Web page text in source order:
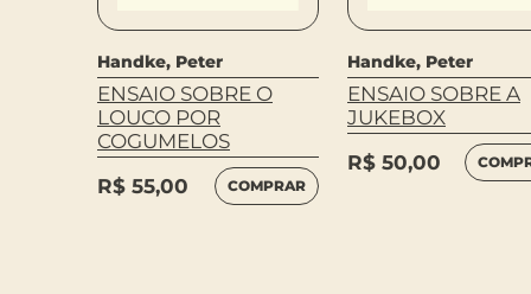
Handke, Peter
ENSAIO SOBRE O
LOUCO POR
COGUMELOS
R$ 55,00 COMPRAR
Handke, Peter
ENSAIO SOBRE A
JUKEBOX
R$ 50,00